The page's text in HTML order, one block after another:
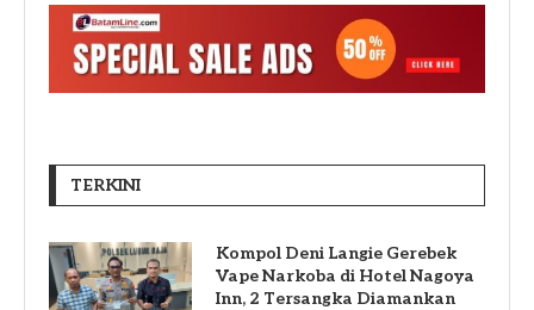
TERKINI
Kompol Deni Langie Gerebek
Vape Narkoba di Hotel Nagoya
Inn, 2 Tersangka Diamankan